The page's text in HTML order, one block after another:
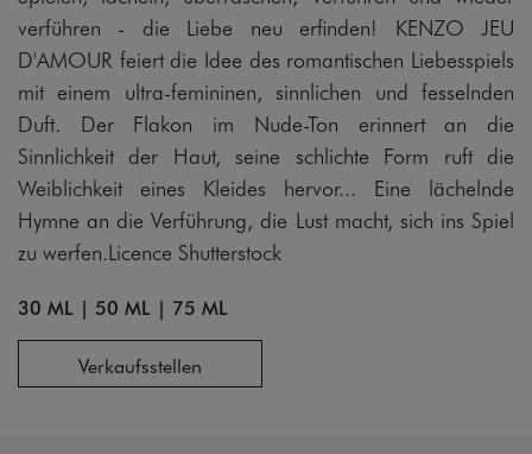
verführen - die Liebe neu erfinden! KENZO JEU
D'AMOUR feiert die Idee des romantischen Liebesspiels
mit einem ultra-femininen, sinnlichen und fesselnden
Duft. Der Flakon im Nude-Ton erinnert an die
Sinnlichkeit der Haut, seine schlichte Form ruft die
Weiblichkeit eines Kleides hervor... Eine lächelnde
Hymne an die Verführung, die Lust macht, sich ins Spiel
zu werfen.Licence Shutterstock
30 ML | 50 ML | 75 ML
Verkaufsstellen